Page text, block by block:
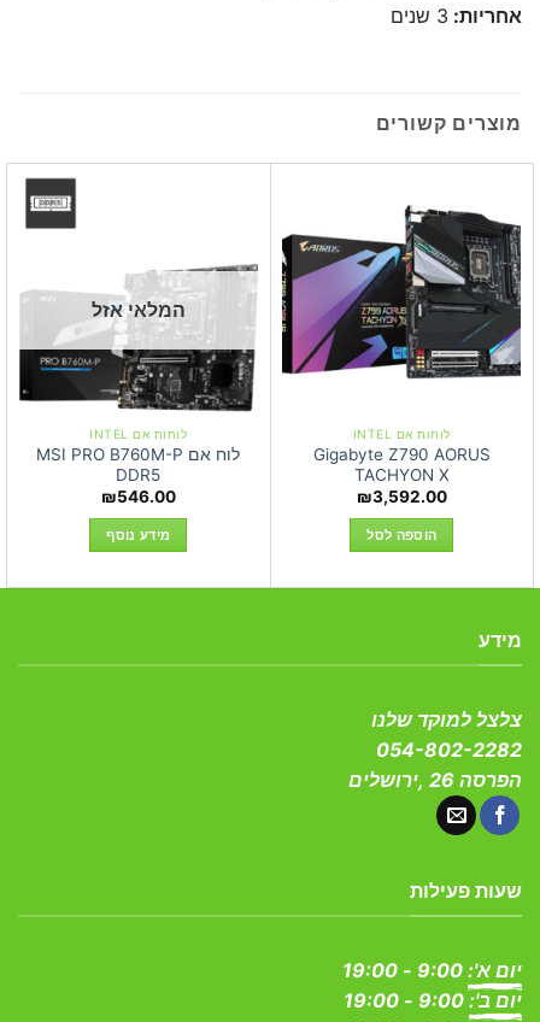
אחריות: 3 שנים
מוצרים קשורים
לוחות אם INTEL
Gigabyte Z790 AORUS
TACHYON X
₪3,592.00
הוספה לסל
המלאי אזל
לוחות אם INTEL
לוח אם MSI PRO B760M-P
DDR5
₪546.00
מידע נוסף
מידע
צלצל למוקד שלנו
054-802-2282
הפרסה 26 ,ירושלים
שעות פעילות
יום א':
יום ב':